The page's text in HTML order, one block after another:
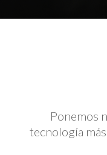
Ponemos
tecnología